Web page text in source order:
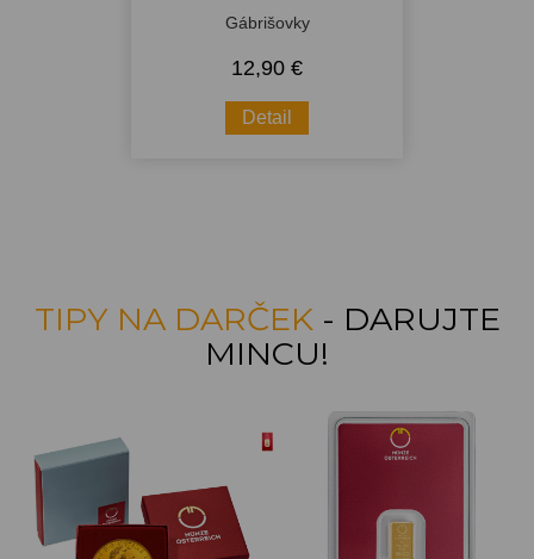
Gábrišovky
12,90 €
Detail
TIPY NA DARČEK- DARUJTE
MINCU!